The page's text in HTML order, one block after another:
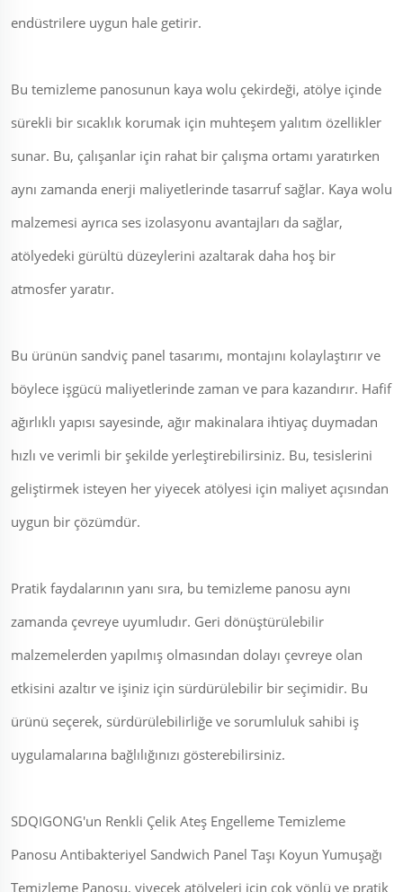
endüstrilere uygun hale getirir.
Bu temizleme panosunun kaya wolu çekirdeği, atölye içinde
sürekli bir sıcaklık korumak için muhteşem yalıtım özellikler
sunar. Bu, çalışanlar için rahat bir çalışma ortamı yaratırken
aynı zamanda enerji maliyetlerinde tasarruf sağlar. Kaya wolu
malzemesi ayrıca ses izolasyonu avantajları da sağlar,
atölyedeki gürültü düzeylerini azaltarak daha hoş bir
atmosfer yaratır.
Bu ürünün sandviç panel tasarımı, montajını kolaylaştırır ve
böylece işgücü maliyetlerinde zaman ve para kazandırır. Hafif
ağırlıklı yapısı sayesinde, ağır makinalara ihtiyaç duymadan
hızlı ve verimli bir şekilde yerleştirebilirsiniz. Bu, tesislerini
geliştirmek isteyen her yiyecek atölyesi için maliyet açısından
uygun bir çözümdür.
Pratik faydalarının yanı sıra, bu temizleme panosu aynı
zamanda çevreye uyumludır. Geri dönüştürülebilir
malzemelerden yapılmış olmasından dolayı çevreye olan
etkisini azaltır ve işiniz için sürdürülebilir bir seçimidir. Bu
ürünü seçerek, sürdürülebilirliğe ve sorumluluk sahibi iş
uygulamalarına bağlılığınızı gösterebilirsiniz.
SDQIGONG'un Renkli Çelik Ateş Engelleme Temizleme
Panosu Antibakteriyel Sandwich Panel Taşı Koyun Yumuşağı
Temizleme Panosu, yiyecek atölyeleri için çok yönlü ve pratik